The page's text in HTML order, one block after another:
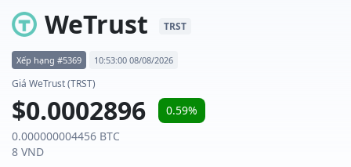
WeTrust TRST
Xếp hạng #5369 10:53:00 08/08/2026
Giá WeTrust (TRST)
$0.0002896
0.59%
0.000000004456 BTC
8 VND